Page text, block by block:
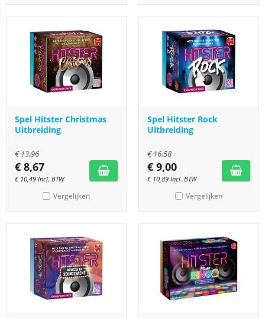
Spel Hitster Christmas
Uitbreiding
€13,96
€ 8,67
€ 10,49 Incl. BTW
Vergelijken
Spel Hitster Rock
Uitbreiding
€16,58
€ 9,00
€ 10,89 Incl. BTW
Vergelijken